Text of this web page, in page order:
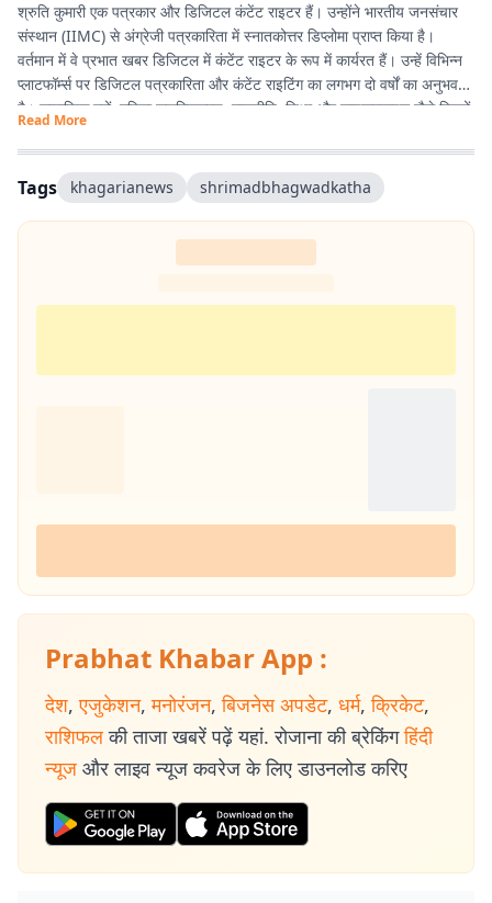
श्रुति कुमारी एक पत्रकार और डिजिटल कंटेंट राइटर हैं। उन्होंने भारतीय जनसंचार
संस्थान (IIMC) से अंग्रेजी पत्रकारिता में स्नातकोत्तर डिप्लोमा प्राप्त किया है।
वर्तमान में वे प्रभात खबर डिजिटल में कंटेंट राइटर के रूप में कार्यरत हैं। उन्हें विभिन्न
प्लाटफॉर्म्स पर डिजिटल पत्रकारिता और कंटेंट राइटिंग का लगभग दो वर्षों का अनुभव
है। सामाजिक मुद्दों, महिला सशक्तिकरण, राजनीति, शिक्षा और लाइफस्टाइल जैसे विषयों
पर लिखना उनकी विशेष रुचि का क्षेत्र है। इसके अलावा वे डिजिटल प्लेटफॉर्म के लिए
स्क्रिप्ट राइटिंग करती हैं तथा हिंदी कविता और अंगिका भाषा में लेखन का भी शौक
रखती हैं। प्रकृति से उनका विशेष लगाव है और वे मानती हैं कि संवेदनशील, तथ्यपरक
और जनसरोकार से जुड़ी पत्रकारिता समाज में सकारात्मक बदलाव का माध्यम बन सकती
है।
Read More
Tags khagarianews shrimadbhagwadkatha
Prabhat Khabar App :
देश, एजुकेशन, मनोरंजन, बिजनेस अपडेट, धर्म, क्रिकेट,
राशिफल की ताजा खबरें पढ़ें यहां. रोजाना की ब्रेकिंग हिंदी
न्यूज और लाइव न्यूज कवरेज के लिए डाउनलोड करिए